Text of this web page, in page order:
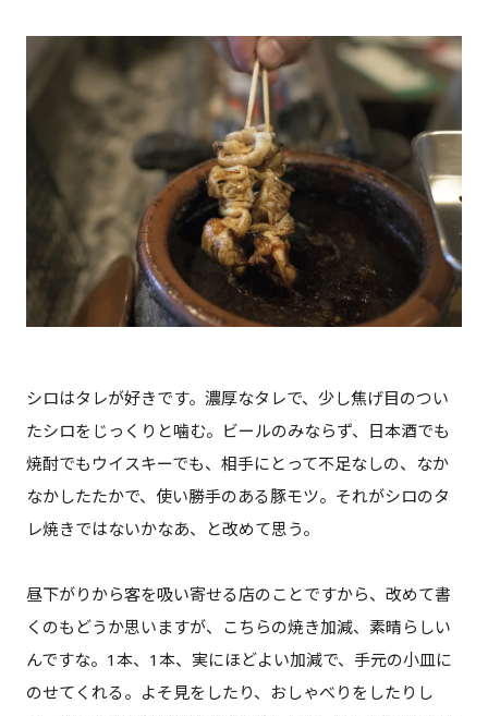
シロはタレが好きです。濃厚なタレで、少し焦げ目のつい
たシロをじっくりと噛む。ビールのみならず、日本酒でも
焼酎でもウイスキーでも、相手にとって不足なしの、なか
なかしたたかで、使い勝手のある豚モツ。それがシロのタ
レ焼きではないかなあ、と改めて思う。
昼下がりから客を吸い寄せる店のことですから、改めて書
くのもどうか思いますが、こちらの焼き加減、素晴らしい
んですな。1本、1本、実にほどよい加減で、手元の小皿に
のせてくれる。よそ見をしたり、おしゃべりをしたりし